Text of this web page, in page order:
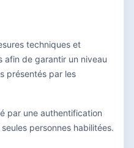
techniques et
afin de garantir un niveau
présentés par les
par une authentification
personnes habilitées.